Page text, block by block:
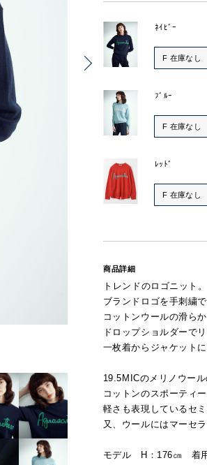
ﾈｲﾋﾞｰ
F 在庫なし
ﾌﾞﾙｰ
F 在庫なし
ﾚｯﾄﾞ
F 在庫なし
商品詳細
トレンドのロゴニット。
ブランドロゴを手刺繍
コットンウールの滑ら
ドロップショルダーで
一枚着からジャケット
19.5MICのメリノウー
コットンのスポーティ
軽さも表現しているセ
又、ウールにはマーセ
モデル H：176㎝ 着